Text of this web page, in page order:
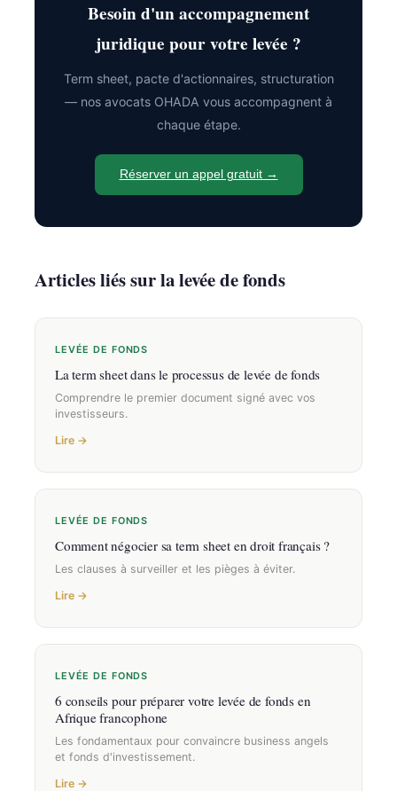
Besoin d'un accompagnement
juridique pour votre levée ?
Term sheet, pacte d'actionnaires, structuration
— nos avocats OHADA vous accompagnent à
chaque étape.
Réserver un appel gratuit →
Articles liés sur la levée de fonds
LEVÉE DE FONDS
La term sheet dans le processus de levée de fonds
Comprendre le premier document signé avec vos
investisseurs.
Lire →
LEVÉE DE FONDS
Comment négocier sa term sheet en droit français ?
Les clauses à surveiller et les pièges à éviter.
Lire →
LEVÉE DE FONDS
6 conseils pour préparer votre levée de fonds en
Afrique francophone
Les fondamentaux pour convaincre business angels
et fonds d'investissement.
Lire →